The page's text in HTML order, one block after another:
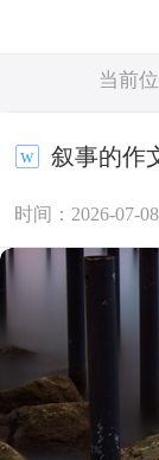
当前位
叙事的作
时间：2026-07-